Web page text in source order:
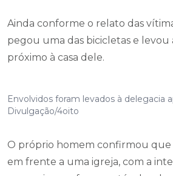
Ainda conforme o relato das
pegou uma das bicicletas e
próximo à casa dele.
Envolvidos foram levados à delegacia
Divulgação/4oito
O próprio homem confirmou que
em frente a uma igreja, com a